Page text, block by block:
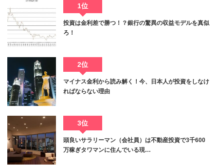
1位
投資は金利差で勝つ！？銀行の驚異の収益モデルを真似
ろ！
2位
マイナス金利から読み解く！今、日本人が投資をしなけ
ればならない理由
3位
頭良いサラリーマン（会社員）は不動産投資で3千600
万稼ぎタワマンに住んでいる現…